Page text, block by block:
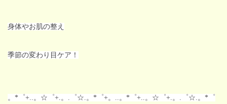
身体やお肌の整え
季節の変わり目ケア！
。*゜+..。☆゜+.。.゜☆.。*゜+。..。*゜+..。☆゜+.。.゜☆.。*゜